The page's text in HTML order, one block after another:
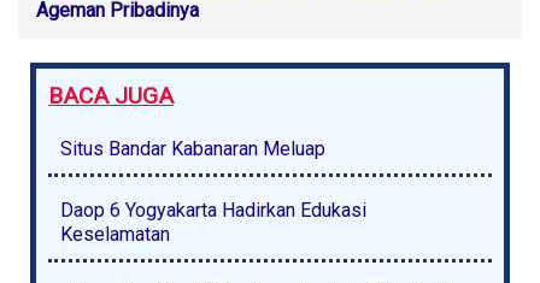
Ageman Pribadinya
BACA JUGA
Situs Bandar Kabanaran Meluap
Daop 6 Yogyakarta Hadirkan Edukasi
Keselamatan